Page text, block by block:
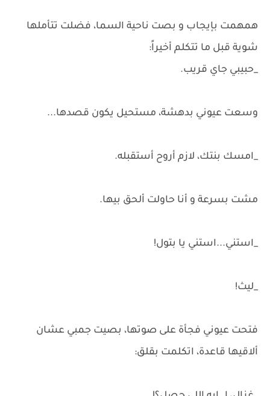
همهمت بإيجاب و بصت ناحية السما، فضلت تتأملها
شوية قبل ما تتكلم أخيراً:
_حبيبي جاي قريب.
وسعت عيوني بدهشة، مستحيل يكون قصدها...
_امسك بنتك، لازم أروح أستقبله.
مشت بسرعة و أنا حاولت ألحق بيها.
_استني...استني يا بتول!
_ليث!
فتحت عيوني فجأة على صوتها، بصيت جمبي عشان
ألاقيها قاعدة، اتكلمت بقلق: